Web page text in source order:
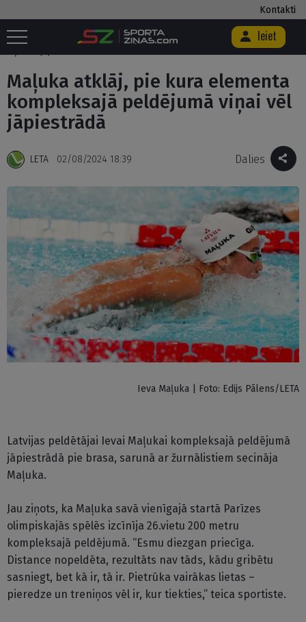
Kontakti
Ieiet
Sākums
Maļuka atklāj, pie kura elementa kompleksajā peldējumā
Maļuka atklāj, pie kura elementa
kompleksajā peldējumā viņai vēl
jāpiestrādā
LETA 02/08/2024 18:39 Dalies
Ieva Maļuka | Foto: Edijs Pālens/LETA
Latvijas peldētājai Ievai Maļukai kompleksajā peldējumā
jāpiestrādā pie brasa, sarunā ar žurnālistiem secināja
Maļuka.
Jau ziņots, ka Maļuka savā vienīgajā startā Parīzes
olimpiskajās spēlēs izcīnīja 26.vietu 200 metru
kompleksajā peldējumā. “Esmu diezgan priecīga.
Distance nopeldēta, rezultāts nav tāds, kādu gribētu
sasniegt, bet kā ir, tā ir. Pietrūka vairākas lietas –
pieredze un treniņos vēl ir, kur tiekties,” teica sportiste.